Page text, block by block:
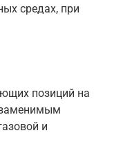
средах, при
позиций на
и